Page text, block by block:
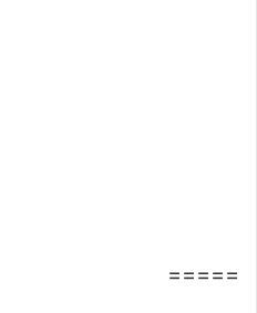
=====